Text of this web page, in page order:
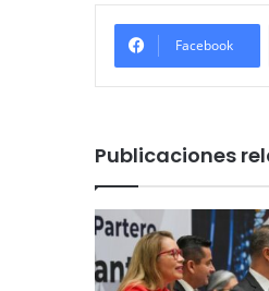
Facebook
Publicaciones